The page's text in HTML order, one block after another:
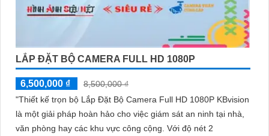
LẮP ĐẶT BỘ CAMERA FULL HD 1080P
6,500,000 ₫
8,500,000 ₫
"Thiết kế trọn bộ Lắp Đặt Bộ Camera Full HD 1080P KBvision
là một giải pháp hoàn hảo cho việc giám sát an ninh tại nhà,
văn phòng hay các khu vực công cộng. Với độ nét 2